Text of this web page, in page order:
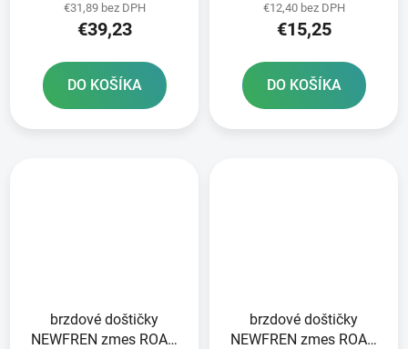
ks v balení
€31,89 bez DPH
€39,23
DO KOŠÍKA
v balení
€12,40 bez DPH
€15,25
DO KOŠÍKA
brzdové doštičky
NEWFREN zmes ROAD
brzdové doštičky
NEWFREN zmes ROAD